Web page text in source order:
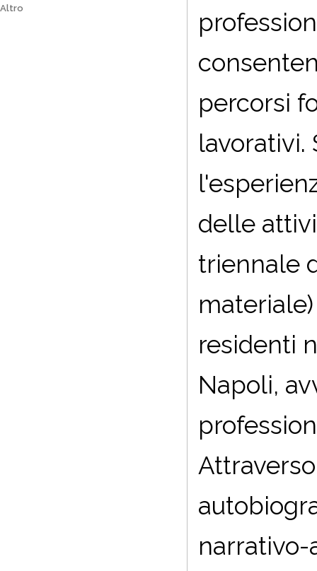
Altro
percorsi
lavorativi.
delle
triennale
residenti
Napoli,
narrativo-